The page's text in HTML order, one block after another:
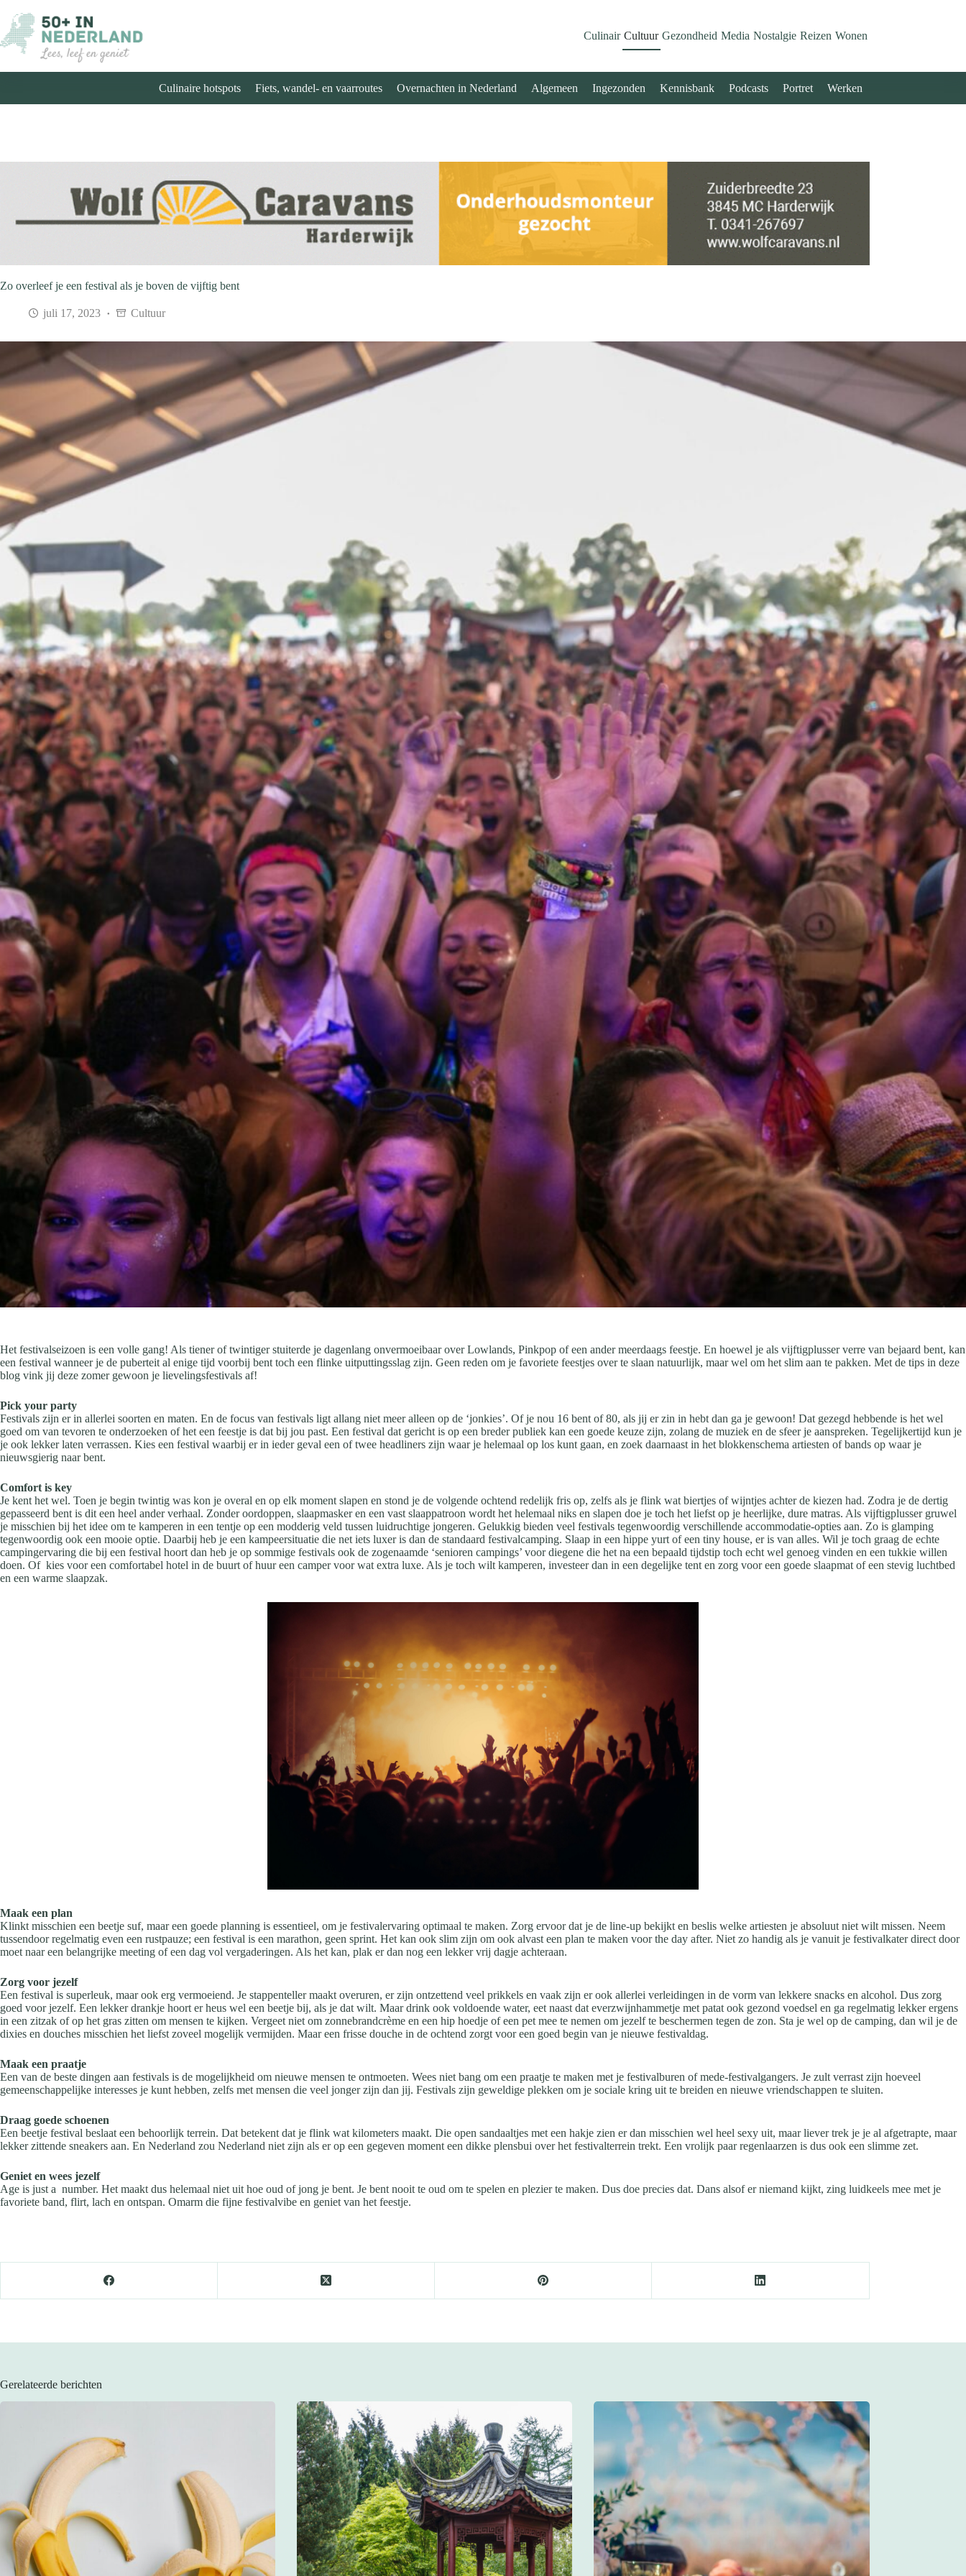
naar
de
inhoud
Culinair Cultuur Gezondheid Media Nostalgie Reizen Wonen
Culinaire hotspots Fiets, wandel- en vaarroutes Overnachten in Nederland Algemeen Ingezonden Kennisbank Podcasts Portret Werken
Zo overleef je een festival als je boven de vijftig bent
juli 17, 2023 Cultuur
Het festivalseizoen is een volle gang! Als tiener of twintiger stuiterde je dagenlang onvermoeibaar over Lowlands, Pinkpop of een ander meerdaags feestje. En hoewel je als vijftigplusser verre van bejaard bent, kan
een festival wanneer je de puberteit al enige tijd voorbij bent toch een flinke uitputtingsslag zijn. Geen reden om je favoriete feestjes over te slaan natuurlijk, maar wel om het slim aan te pakken. Met de tips in deze
blog vink jij deze zomer gewoon je lievelingsfestivals af!
Pick your party
Festivals zijn er in allerlei soorten en maten. En de focus van festivals ligt allang niet meer alleen op de ‘jonkies’. Of je nou 16 bent of 80, als jij er zin in hebt dan ga je gewoon! Dat gezegd hebbende is het wel
goed om van tevoren te onderzoeken of het een feestje is dat bij jou past. Een festival dat gericht is op een breder publiek kan een goede keuze zijn, zolang de muziek en de sfeer je aanspreken. Tegelijkertijd kun je
je ook lekker laten verrassen. Kies een festival waarbij er in ieder geval een of twee headliners zijn waar je helemaal op los kunt gaan, en zoek daarnaast in het blokkenschema artiesten of bands op waar je
nieuwsgierig naar bent.
Comfort is key
Je kent het wel. Toen je begin twintig was kon je overal en op elk moment slapen en stond je de volgende ochtend redelijk fris op, zelfs als je flink wat biertjes of wijntjes achter de kiezen had. Zodra je de dertig
gepasseerd bent is dit een heel ander verhaal. Zonder oordoppen, slaapmasker en een vast slaappatroon wordt het helemaal niks en slapen doe je toch het liefst op je heerlijke, dure matras. Als vijftigplusser gruwel
je misschien bij het idee om te kamperen in een tentje op een modderig veld tussen luidruchtige jongeren. Gelukkig bieden veel festivals tegenwoordig verschillende accommodatie-opties aan. Zo is glamping
tegenwoordig ook een mooie optie. Daarbij heb je een kampeersituatie die net iets luxer is dan de standaard festivalcamping. Slaap in een hippe yurt of een tiny house, er is van alles. Wil je toch graag de echte
campingervaring die bij een festival hoort dan heb je op sommige festivals ook de zogenaamde ‘senioren campings’ voor diegene die het na een bepaald tijdstip toch echt wel genoeg vinden en een tukkie willen
doen. Of kies voor een comfortabel hotel in de buurt of huur een camper voor wat extra luxe. Als je toch wilt kamperen, investeer dan in een degelijke tent en zorg voor een goede slaapmat of een stevig luchtbed
en een warme slaapzak.
Maak een plan
Klinkt misschien een beetje suf, maar een goede planning is essentieel, om je festivalervaring optimaal te maken. Zorg ervoor dat je de line-up bekijkt en beslis welke artiesten je absoluut niet wilt missen. Neem
tussendoor regelmatig even een rustpauze; een festival is een marathon, geen sprint. Het kan ook slim zijn om ook alvast een plan te maken voor the day after. Niet zo handig als je vanuit je festivalkater direct door
moet naar een belangrijke meeting of een dag vol vergaderingen. Als het kan, plak er dan nog een lekker vrij dagje achteraan.
Zorg voor jezelf
Een festival is superleuk, maar ook erg vermoeiend. Je stappenteller maakt overuren, er zijn ontzettend veel prikkels en vaak zijn er ook allerlei verleidingen in de vorm van lekkere snacks en alcohol. Dus zorg
goed voor jezelf. Een lekker drankje hoort er heus wel een beetje bij, als je dat wilt. Maar drink ook voldoende water, eet naast dat everzwijnhammetje met patat ook gezond voedsel en ga regelmatig lekker ergens
in een zitzak of op het gras zitten om mensen te kijken. Vergeet niet om zonnebrandcrème en een hip hoedje of een pet mee te nemen om jezelf te beschermen tegen de zon. Sta je wel op de camping, dan wil je de
dixies en douches misschien het liefst zoveel mogelijk vermijden. Maar een frisse douche in de ochtend zorgt voor een goed begin van je nieuwe festivaldag.
Maak een praatje
Een van de beste dingen aan festivals is de mogelijkheid om nieuwe mensen te ontmoeten. Wees niet bang om een praatje te maken met je festivalburen of mede-festivalgangers. Je zult verrast zijn hoeveel
gemeenschappelijke interesses je kunt hebben, zelfs met mensen die veel jonger zijn dan jij. Festivals zijn geweldige plekken om je sociale kring uit te breiden en nieuwe vriendschappen te sluiten.
Draag goede schoenen
Een beetje festival beslaat een behoorlijk terrein. Dat betekent dat je flink wat kilometers maakt. Die open sandaaltjes met een hakje zien er dan misschien wel heel sexy uit, maar liever trek je je al afgetrapte, maar
lekker zittende sneakers aan. En Nederland zou Nederland niet zijn als er op een gegeven moment een dikke plensbui over het festivalterrein trekt. Een vrolijk paar regenlaarzen is dus ook een slimme zet.
Geniet en wees jezelf
Age is just a number. Het maakt dus helemaal niet uit hoe oud of jong je bent. Je bent nooit te oud om te spelen en plezier te maken. Dus doe precies dat. Dans alsof er niemand kijkt, zing luidkeels mee met je
favoriete band, flirt, lach en ontspan. Omarm die fijne festivalvibe en geniet van het feestje.
Gerelateerde berichten